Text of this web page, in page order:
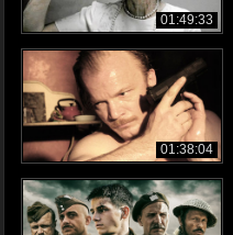
01:49:33
01:38:04